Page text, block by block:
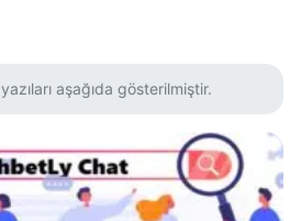
yazıları aşağıda gösterilmiştir.